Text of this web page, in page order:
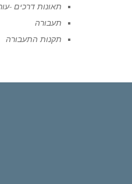
תאונות דרכים -
תעבורה
תקנות התעבורה